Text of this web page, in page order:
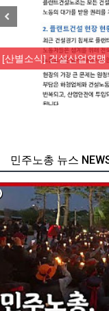
[산별소식] 건설산업연맹
주노총 뉴스